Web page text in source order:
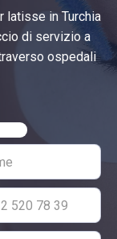
latisse in Turchia
di servizio a
ospedali